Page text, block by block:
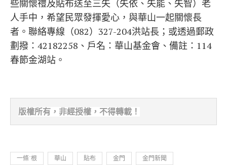
些關懷禮及貼布送至三失（失依、失能、失智）老
人手中，希望民眾發揮愛心，與華山一起關懷長
者。聯絡專線（082）327-204洪站長；或透過郵政
劃撥：42182258、戶名：華山基金會、備註：114
春節金湖站。
版權所有，非經授權，不得轉載！
一條˙根 華山 貼布 金門 金門新聞